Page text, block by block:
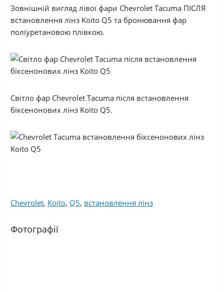
Зовнішній вигляд лівої фари Chevrolet Tacuma ПІСЛЯ
встановлення лінз Koito Q5 та бронювання фар
поліуретановою плівкою.
Світло фар Chevrolet Tacuma після встановлення
біксенонових лінз Koito Q5.
Chevrolet, Koito, Q5, встановлення лінз
Фотографії